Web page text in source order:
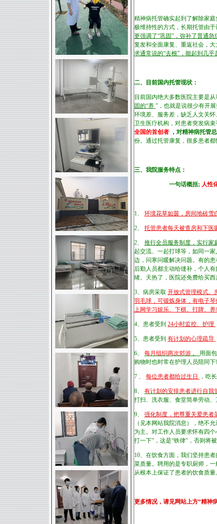
精神病托管确实起到了解除家
极维持性的方式，长期托管由
更强调了“巩固”，弥补了普通
复发和全面康复、重返社会，
求通常说的“去根”，能起到几
二、目前国内托管现状：
目前国内绝大多数医院主要是
固的“养 ”，也就是说很少有开
环境差、服务差，缺乏人文关
卫生医疗机构，对患者突发病
全国的首创者 ，对精神病托管
份。通过托管康复，很多患者
三、我院服务特点：
一句话概括; 人性
1、 环境花草如茵，房间地砖雪
2、 托管患者每天被查房和下医
2、 推行全员服务制度，实行
起交流、一起打球等，如同一
边，问寒问暖解决问题。有的
后勤人员都主动给缝补，个人
绪。天热了，医院还免费给买
3、病房采取 开放式管理模式。
羽毛球，可锻炼身体，有电子
上网学习娱乐、下棋、打牌、
4、患者受到 24小时监控、护理
5、患者受到 有计划的心理疏导
6、 每月组织两次郊游 。 用面
购物时也时常在护理人员陪同
7 、 每位患者都给过生日 ，吃
8、 有计划的安排患者进行自
打扫、洗衣服、食堂简单劳动
9、 强化制度，把尊重关爱患者
（见本网站我院消息），绝不
为主。对工作人员要求怀有四
打一下”，这是“铁律”，否则将
10、在饮食方面，我们坚持患
菜质量。聘用的是专职厨师，
从根本上保证了患者的饮食质
更多情况，请见网站上方“精神